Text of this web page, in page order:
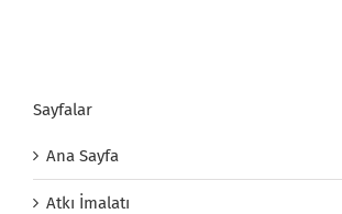
Sayfalar
Ana Sayfa
Atkı İmalatı